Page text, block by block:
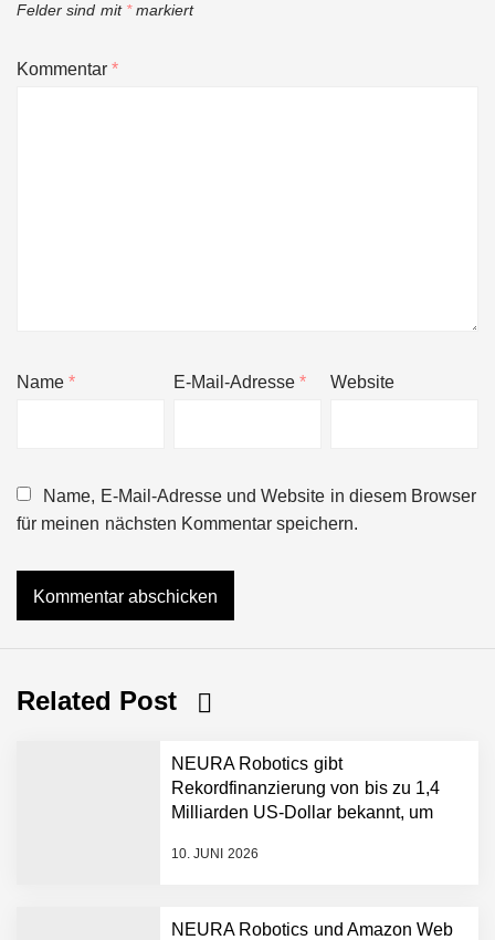
Felder sind mit *markiert
Kommentar*
Name* E-Mail-Adresse* Website
Name, E-Mail-Adresse und Website in diesem Browser
für meinen nächsten Kommentar speichern.
Related Post
NEURA Robotics gibt
Rekordfinanzierung von bis zu 1,4
Milliarden US-Dollar bekannt, um
Physical-AI-Plattform zu
10. JUNI 2026
NEURA Robotics und Amazon Web